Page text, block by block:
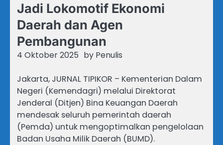
Jadi Lokomotif Ekonomi
Daerah dan Agen
Pembangunan
4 Oktober 2025 by Penulis
Jakarta, JURNAL TIPIKOR – Kementerian Dalam
Negeri (Kemendagri) melalui Direktorat
Jenderal (Ditjen) Bina Keuangan Daerah
mendesak seluruh pemerintah daerah
(Pemda) untuk mengoptimalkan pengelolaan
Badan Usaha Milik Daerah (BUMD).